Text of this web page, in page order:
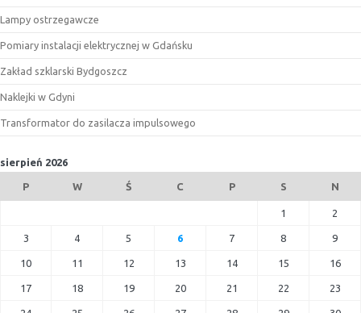
Lampy ostrzegawcze
Pomiary instalacji elektrycznej w Gdańsku
Zakład szklarski Bydgoszcz
Naklejki w Gdyni
Transformator do zasilacza impulsowego
sierpień 2026
P W Ś C P S N
1 2
3 4 5 6 7 8 9
10 11 12 13 14 15 16
17 18 19 20 21 22 23